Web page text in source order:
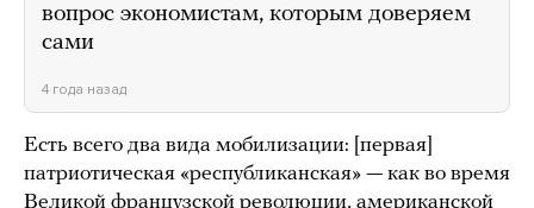
вопрос экономистам, которым доверяем
сами
4 года назад
Есть всего два вида мобилизации: [первая]
патриотическая «республиканская» — как во время
Великой французской революции, американской